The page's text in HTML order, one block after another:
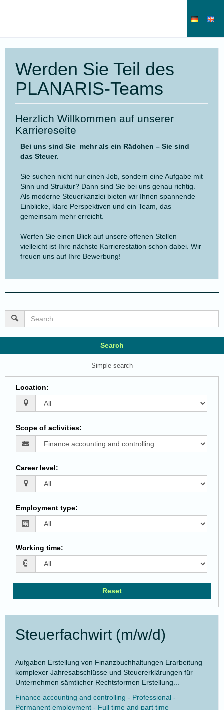
Werden Sie Teil des
PLANARIS-Teams
Herzlich Willkommen auf unserer
Karriereseite
Bei uns sind Sie mehr als ein Rädchen – Sie sind
das Steuer.
Sie suchen nicht nur einen Job, sondern eine Aufgabe mit
Sinn und Struktur? Dann sind Sie bei uns genau richtig.
Als moderne Steuerkanzlei bieten wir Ihnen spannende
Einblicke, klare Perspektiven und ein Team, das
gemeinsam mehr erreicht.
Werfen Sie einen Blick auf unsere offenen Stellen –
vielleicht ist Ihre nächste Karrierestation schon dabei. Wir
freuen uns auf Ihre Bewerbung!
Search
Simple search
Location:
Scope of activities:
Career level:
Employment type:
Working time:
Reset
Steuerfachwirt (m/w/d)
Aufgaben Erstellung von Finanzbuchhaltungen Erarbeitung
komplexer Jahresabschlüsse und Steuererklärungen für
Unternehmen sämtlicher Rechtsformen Erstellung...
Finance accounting and controlling - Professional -
Permanent employment - Full time and part time